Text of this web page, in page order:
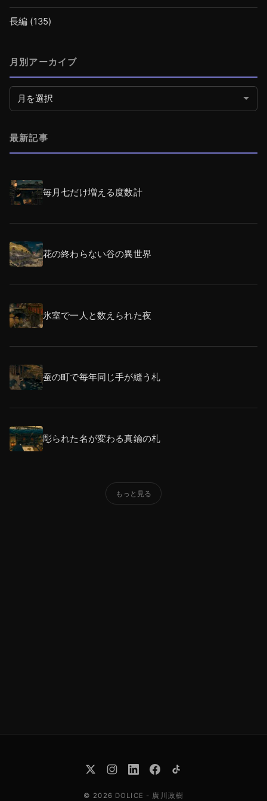
長編 (135)
月別アーカイブ
月別アーカイブ
最新記事
毎月七だけ増える度数計
花の終わらない谷の異世界
氷室で一人と数えられた夜
蚕の町で毎年同じ手が縫う札
彫られた名が変わる真鍮の札
もっと見る
© 2026 DOLICE - 廣川政樹